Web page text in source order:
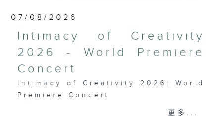
07/08/2026
Intimacy of Creativity
2026 - World Premiere
Concert
Intimacy of Creativity 2026: World
Premiere Concert
更多...